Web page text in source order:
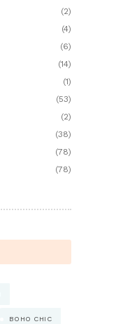
(2)
(4)
(6)
(14)
(1)
(53)
(2)
(38)
(78)
(78)
BOHO CHIC